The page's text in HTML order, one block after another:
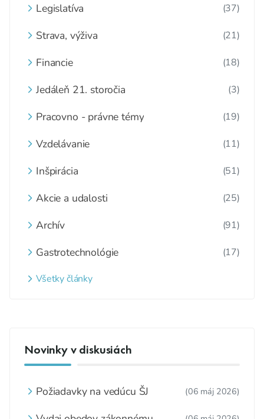
Legislatíva (37)
Strava, výživa (21)
Financie (18)
Jedáleň 21. storočia (3)
Pracovno - právne témy (19)
Vzdelávanie (11)
Inšpirácia (51)
Akcie a udalosti (25)
Archív (91)
Gastrotechnológie (17)
Všetky články
Novinky v diskusiách
Požiadavky na vedúcu ŠJ (06 máj 2026)